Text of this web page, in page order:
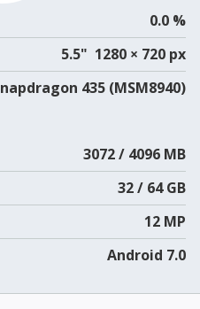
0.0 %
5.5" 1280 × 720 px
435 (MSM8940)
3072 / 4096 MB
32 / 64 GB
12 MP
Android 7.0